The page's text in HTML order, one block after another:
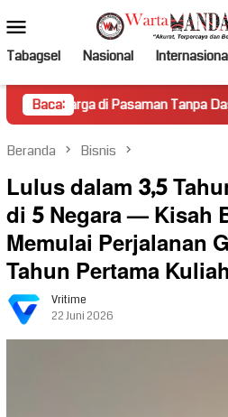
ke
kontenMobile
Tabagsel Nasional
Baca:
Pasaman Tanpa Dasar Hukum
Beranda Bisnis
Lulus dalam 3,5
di 5 Negara — Kisah
Memulai Perjalanan
Tahun Pertama Kuliah
Vritime
22 Juni 2026